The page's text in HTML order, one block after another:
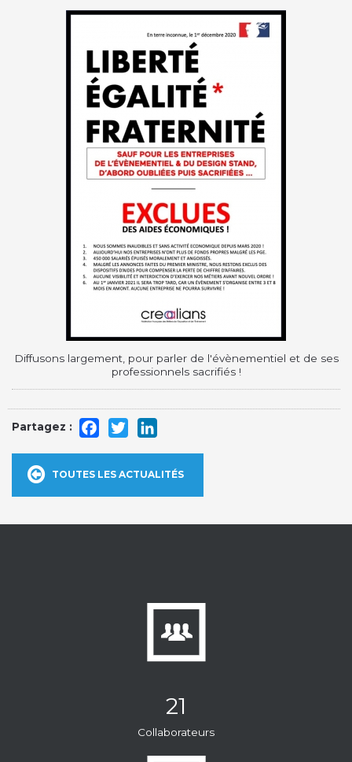
Diffusons largement, pour parler de l'évènementiel et de ses
professionnels sacrifiés !
Facebook
Twitter
TOUTES LES ACTUALITÉS
21
Collaborateurs